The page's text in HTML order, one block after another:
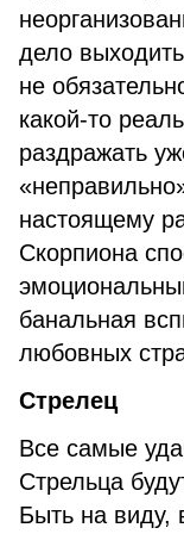
дело
не
какой-то
раздражать
настоящему
Скорпиона
банальная
любовных
Стрелец
Все самые
Стрельца
Быть на виду,